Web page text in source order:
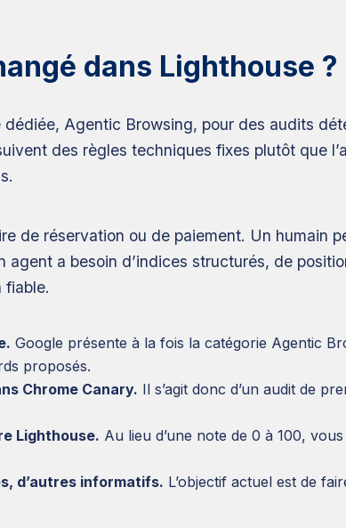
dans Lighthouse ?
Agentic Browsing, pour des audits
des règles techniques fixes plutôt que
de réservation ou de paiement. Un humain
a besoin d’indices structurés, de
fiable.
Google présente à la fois la catégorie Agentic
proposés.
Chrome Canary. Il s’agit donc d’un audit de
Lighthouse. Au lieu d’une note de 0 à 100,
d’autres informatifs. L’objectif actuel est de